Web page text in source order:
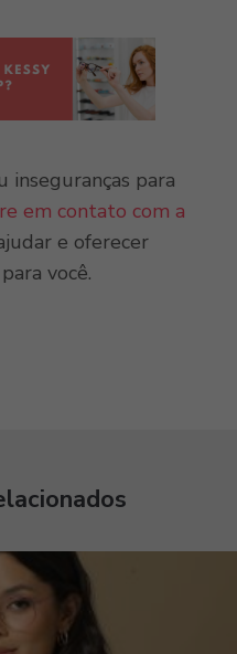
inseguranças para
em contato com a
e oferecer
você.